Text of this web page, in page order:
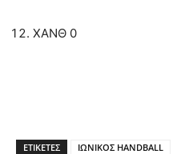
ΧΑΝΘ 0
ΕΤΙΚΕΤΕΣ ΙΩΝΙΚΟΣ HANDBALL